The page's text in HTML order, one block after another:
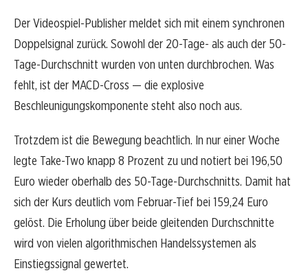
Der Videospiel-Publisher meldet sich mit einem synchronen
Doppelsignal zurück. Sowohl der 20-Tage- als auch der 50-
Tage-Durchschnitt wurden von unten durchbrochen. Was
fehlt, ist der MACD-Cross — die explosive
Beschleunigungskomponente steht also noch aus.
Trotzdem ist die Bewegung beachtlich. In nur einer Woche
legte Take-Two knapp 8 Prozent zu und notiert bei 196,50
Euro wieder oberhalb des 50-Tage-Durchschnitts. Damit hat
sich der Kurs deutlich vom Februar-Tief bei 159,24 Euro
gelöst. Die Erholung über beide gleitenden Durchschnitte
wird von vielen algorithmischen Handelssystemen als
Einstiegssignal gewertet.